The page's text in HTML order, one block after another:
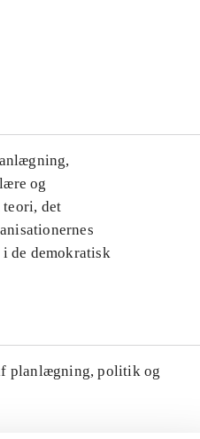
og
det
de demokratisk
planlægning, politik og